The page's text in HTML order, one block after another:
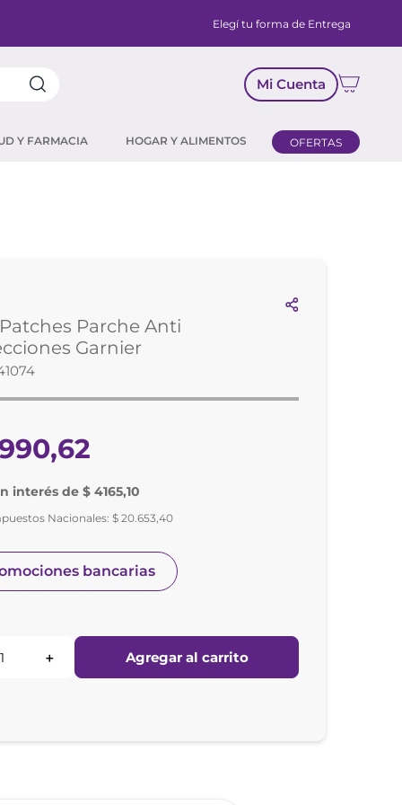
Elegí tu forma de Entrega
Mi Cuenta
Y FARMACIA HOGAR Y ALIMENTOS OFERTAS
Parche Anti
Garnier
,62
interés de $ 4165,10
Nacionales:$ 20.653,40
bancarias
＋ Agregar al carrito